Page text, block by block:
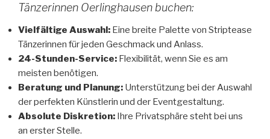
Tänzerinnen Oerlinghausen buchen:
Vielfältige Auswahl: Eine breite Palette von Striptease
Tänzerinnen für jeden Geschmack und Anlass.
24-Stunden-Service: Flexibilität, wenn Sie es am
meisten benötigen.
Beratung und Planung: Unterstützung bei der Auswahl
der perfekten Künstlerin und der Eventgestaltung.
Absolute Diskretion: Ihre Privatsphäre steht bei uns
an erster Stelle.